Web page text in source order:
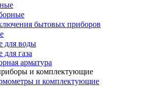
бытовых приборов
для воды
газа
арматура
и комплектующие
и комплектующие